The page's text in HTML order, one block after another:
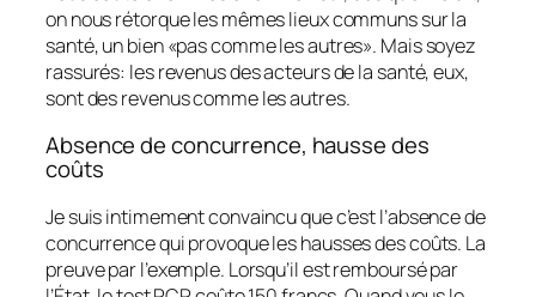
on nous rétorque les mêmes lieux communs sur la
santé, un bien «pas comme les autres». Mais soyez
rassurés: les revenus des acteurs de la santé, eux,
sont des revenus comme les autres.
Absence de concurrence, hausse des
coûts
Je suis intimement convaincu que c’est l’absence de
concurrence qui provoque les hausses des coûts. La
preuve par l’exemple. Lorsqu’il est remboursé par